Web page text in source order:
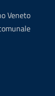
Veneto